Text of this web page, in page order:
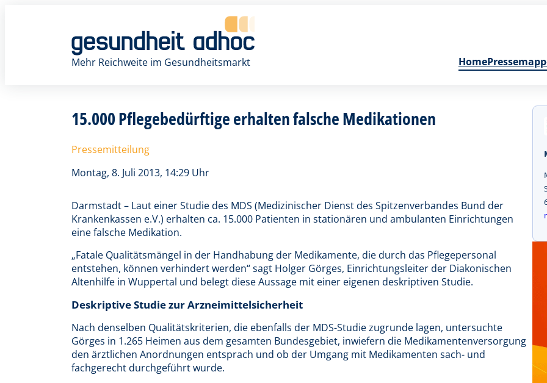
Mehr Reichweite im Gesundheitsmarkt
Home
15.000 Pflegebedürftige erhalten falsche Medikationen
Pressemitteilung
Montag, 8. Juli 2013, 14:29 Uhr
Darmstadt – Laut einer Studie des MDS (Medizinischer Dienst des Spitzenverbandes Bund der
Krankenkassen e.V.) erhalten ca. 15.000 Patienten in stationären und ambulanten Einrichtungen
eine falsche Medikation.
„Fatale Qualitätsmängel in der Handhabung der Medikamente, die durch das Pflegepersonal
entstehen, können verhindert werden“ sagt Holger Görges, Einrichtungsleiter der Diakonischen
Altenhilfe in Wuppertal und belegt diese Aussage mit einer eigenen deskriptiven Studie.
Deskriptive Studie zur Arzneimittelsicherheit
Nach denselben Qualitätskriterien, die ebenfalls der MDS-Studie zugrunde lagen, untersuchte
Görges in 1.265 Heimen aus dem gesamten Bundesgebiet, inwiefern die Medikamentenversorgung
den ärztlichen Anordnungen entsprach und ob der Umgang mit Medikamenten sach- und
fachgerecht durchgeführt wurde.